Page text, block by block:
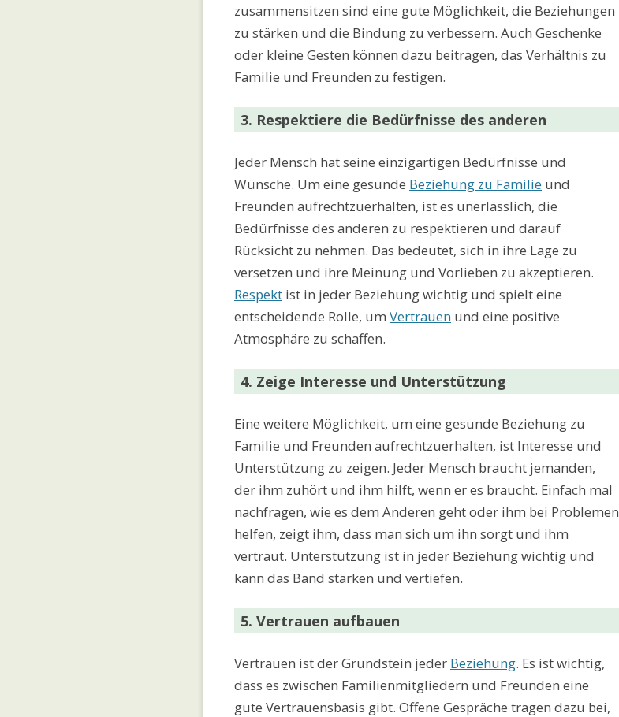
zusammensitzen sind eine gute Möglichkeit, die Beziehungen
zu stärken und die Bindung zu verbessern. Auch Geschenke
oder kleine Gesten können dazu beitragen, das Verhältnis zu
Familie und Freunden zu festigen.
3. Respektiere die Bedürfnisse des anderen
Jeder Mensch hat seine einzigartigen Bedürfnisse und
Wünsche. Um eine gesunde Beziehung zu Familie und
Freunden aufrechtzuerhalten, ist es unerlässlich, die
Bedürfnisse des anderen zu respektieren und darauf
Rücksicht zu nehmen. Das bedeutet, sich in ihre Lage zu
versetzen und ihre Meinung und Vorlieben zu akzeptieren.
Respekt ist in jeder Beziehung wichtig und spielt eine
entscheidende Rolle, um Vertrauen und eine positive
Atmosphäre zu schaffen.
4. Zeige Interesse und Unterstützung
Eine weitere Möglichkeit, um eine gesunde Beziehung zu
Familie und Freunden aufrechtzuerhalten, ist Interesse und
Unterstützung zu zeigen. Jeder Mensch braucht jemanden,
der ihm zuhört und ihm hilft, wenn er es braucht. Einfach mal
nachfragen, wie es dem Anderen geht oder ihm bei Problemen
helfen, zeigt ihm, dass man sich um ihn sorgt und ihm
vertraut. Unterstützung ist in jeder Beziehung wichtig und
kann das Band stärken und vertiefen.
5. Vertrauen aufbauen
Vertrauen ist der Grundstein jeder Beziehung. Es ist wichtig,
dass es zwischen Familienmitgliedern und Freunden eine
gute Vertrauensbasis gibt. Offene Gespräche tragen dazu bei,